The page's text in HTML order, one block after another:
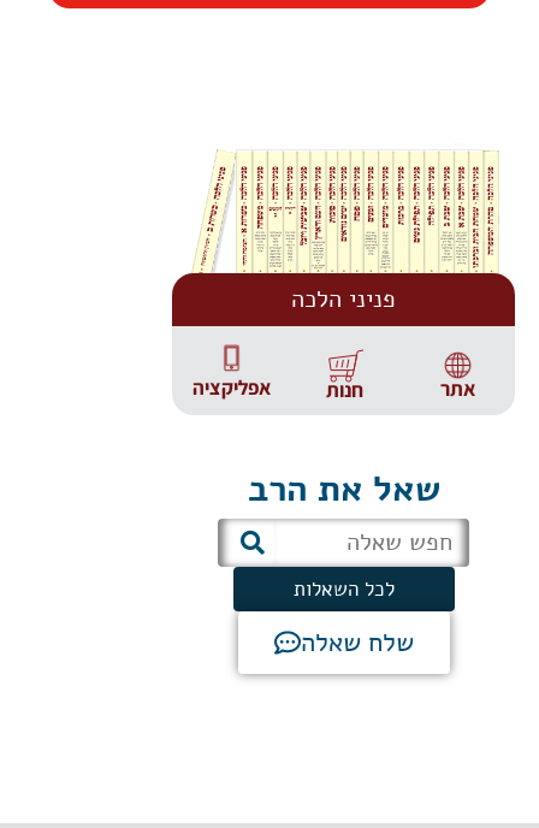
פניני הלכה
אתר חנות אפליקציה
שאל את הרב
לכל השאלות
שלח שאלה